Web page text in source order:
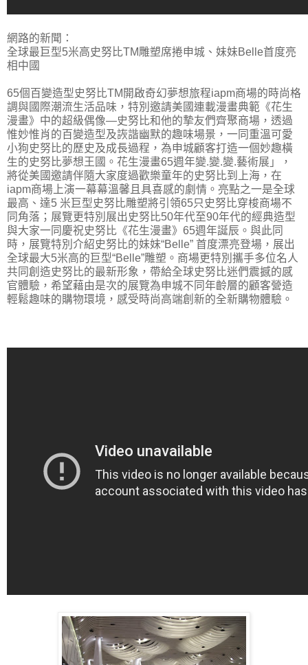
網路的新聞：
全球最巨型5米高史努比TM雕塑席捲申城、妹妹Belle首度亮
相中國
65個百變造型史努比TM開啟奇幻夢想旅程iapm商場的時尚格
調與國際潮流生活品味，特別邀請美國連載漫畫典範《花生
漫畫》中的超級偶像—史努比和他的摯友們齊聚商場，透過
惟妙惟肖的百變造型及詼諧幽默的趣味場景，一同重溫可愛
小狗史努比的歷史及成長過程，為申城顧客打造一個妙趣橫
生的史努比夢想王國。 花生漫畫65週年變.變.變.藝術展」，
將從美國邀請伴隨大家度過歡樂童年的史努比到上海，在
iapm商場上演一幕幕溫馨且具喜感的劇情 。 亮點之一是全球
最高、達5 米巨型史努比雕塑將引領65只史努比穿梭商場不
同角落；展覽更特別展出史努比50年代至90年代的經典造型
與大家一同慶祝史努比 《花生漫畫》65週年誕辰。 與此同
時，展覽特別介紹史努比的妹妹“Belle” 首度漂亮登場，展出
全球最大5米高的巨型“Belle”雕塑。 商場更特別攜手多位名人
共同創造史努比的最新形象，帶給全球史努比迷們震撼的感
官體驗，希望藉由是次的展覽為申城不同年齡層的顧客營造
輕鬆趣味的購物環境 ，感受時尚高端創新的全新購物體驗。